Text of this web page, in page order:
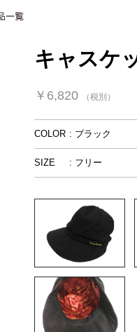
キャスケ
￥6,820 （税別）
COLOR : ブラック
SIZE : フリー